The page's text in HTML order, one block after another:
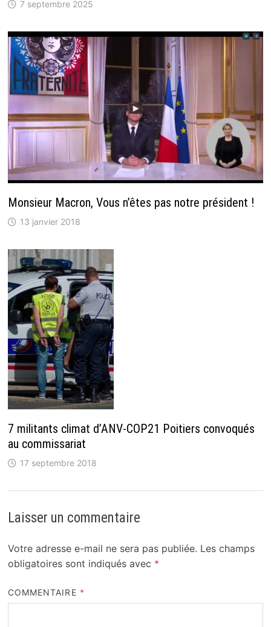
7 septembre 2025
Monsieur Macron, Vous n’êtes pas notre président !
13 janvier 2018
7 militants climat d’ANV-COP21 Poitiers convoqués
au commissariat
17 septembre 2018
Laisser un commentaire
Votre adresse e-mail ne sera pas publiée. Les champs
obligatoires sont indiqués avec *
COMMENTAIRE *